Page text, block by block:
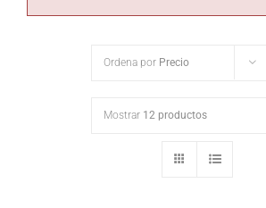
Ordena por Precio
Mostrar 12 productos